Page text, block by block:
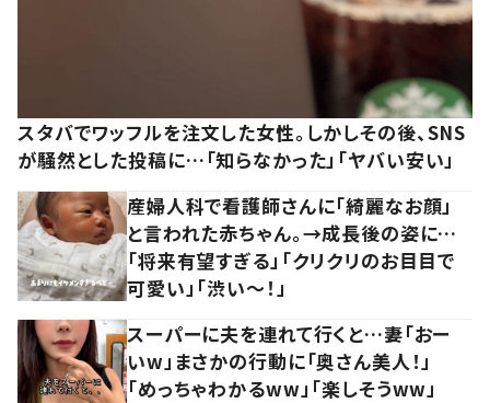
スタバでワッフルを注文した女性。しかしその後、SNS
が騒然とした投稿に…「知らなかった」「ヤバい安い」
産婦人科で看護師さんに「綺麗なお顔」
と言われた赤ちゃん。→成長後の姿に…
「将来有望すぎる」「クリクリのお目目で
可愛い」「渋い～！」
スーパーに夫を連れて行くと…妻「おー
いw」まさかの行動に「奥さん美人！」
「めっちゃわかるww」「楽しそうww」